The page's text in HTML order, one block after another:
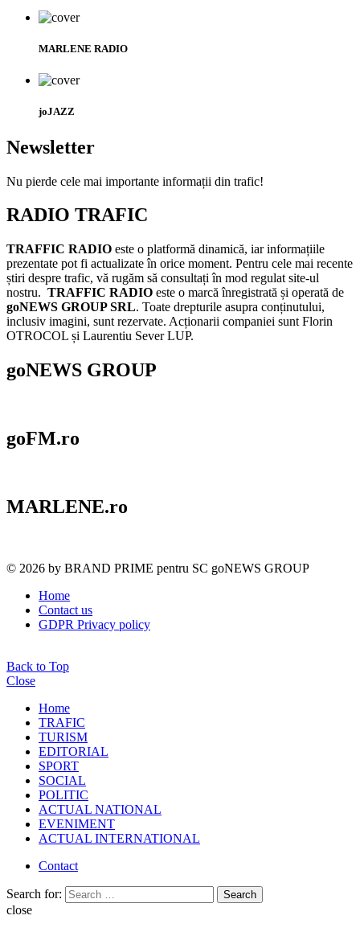
MARLENE RADIO
joJAZZ
Newsletter
Nu pierde cele mai importante informații din trafic!
RADIO TRAFIC
TRAFFIC RADIO este o platformă dinamică, iar informațiile
prezentate pot fi actualizate în orice moment. Pentru cele mai recente
știri despre trafic, vă rugăm să consultați în mod regulat site-ul
nostru. TRAFFIC RADIO este o marcă înregistrată și operată de
goNEWS GROUP SRL. Toate drepturile asupra conținutului,
inclusiv imagini, sunt rezervate. Acționarii companiei sunt Florin
OTROCOL și Laurentiu Sever LUP.
goNEWS GROUP
goFM.ro
MARLENE.ro
© 2026 by BRAND PRIME pentru SC goNEWS GROUP
Home
Contact us
GDPR Privacy policy
Back to Top
Close
Home
TRAFIC
TURISM
EDITORIAL
SPORT
SOCIAL
POLITIC
ACTUAL NATIONAL
EVENIMENT
ACTUAL INTERNATIONAL
Contact
Search for: Search
close